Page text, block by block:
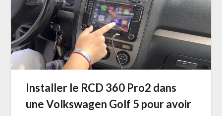
Installer le RCD 360 Pro2 dans
une Volkswagen Golf 5 pour avoir